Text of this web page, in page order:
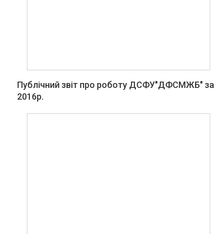
Публічний звіт про роботу ДСФУ"ДФСМЖБ" за
2016р.